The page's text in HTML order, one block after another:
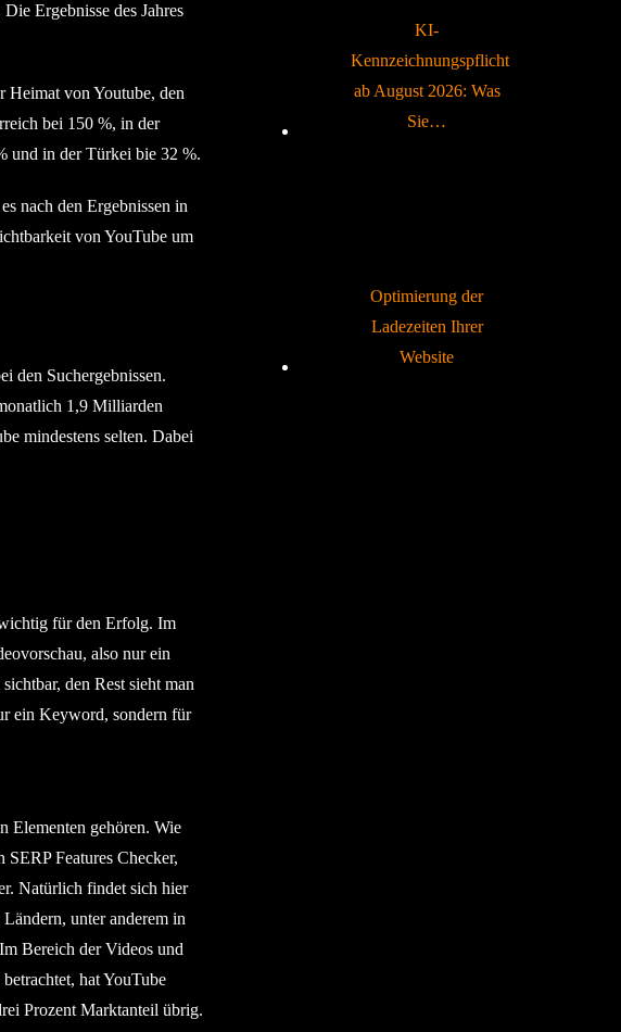
Ergebnisse des Jahres
Heimat von Youtube, den
bei 150 %, in der
und in der Türkei bie 32 %.
nach den Ergebnissen in
von YouTube um
den Suchergebnissen.
1,9 Milliarden
mindestens selten. Dabei
für den Erfolg. Im
also nur ein
den Rest sieht man
ein Keyword, sondern für
Elementen gehören. Wie
Features Checker,
Natürlich findet sich hier
unter anderem in
Bereich der Videos und
hat YouTube
Prozent Marktanteil übrig.
KI-
Kennzeichnungspflicht
ab August 2026: Was
Sie…
Optimierung der
Ladezeiten Ihrer
Website